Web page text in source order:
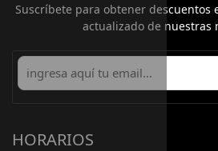
HORARIOS
Suscríbete para obtener descuentos
actualizado de nuestras